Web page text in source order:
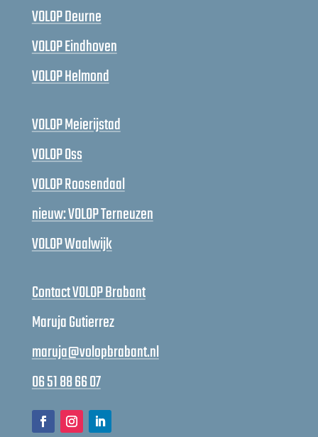
VOLOP Deurne
VOLOP Eindhoven
VOLOP Helmond
VOLOP Meierijstad
VOLOP Oss
VOLOP Roosendaal
nieuw: VOLOP Terneuzen
VOLOP Waalwijk
Contact VOLOP Brabant
Maruja Gutierrez
maruja@volopbrabant.nl
06 51 88 66 07